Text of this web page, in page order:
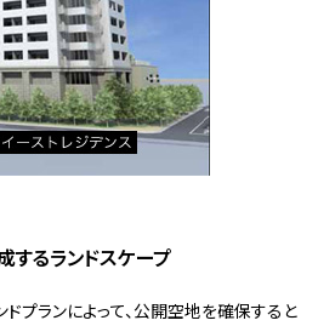
るランドスケープ
プランによって、公開空地を確保すると